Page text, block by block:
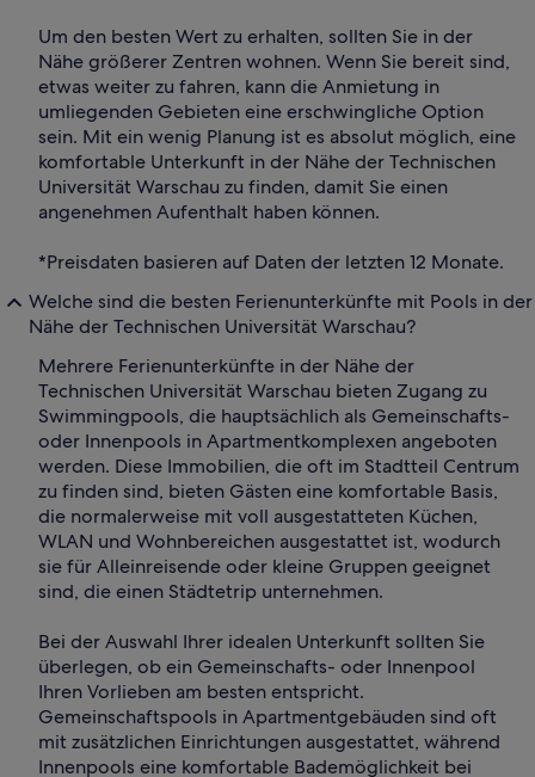
Um den besten Wert zu erhalten, sollten Sie in der
Nähe größerer Zentren wohnen. Wenn Sie bereit sind,
etwas weiter zu fahren, kann die Anmietung in
umliegenden Gebieten eine erschwingliche Option
sein. Mit ein wenig Planung ist es absolut möglich, eine
komfortable Unterkunft in der Nähe der Technischen
Universität Warschau zu finden, damit Sie einen
angenehmen Aufenthalt haben können.
*Preisdaten basieren auf Daten der letzten 12 Monate.
Welche sind die besten Ferienunterkünfte mit Pools in der
Nähe der Technischen Universität Warschau?
Mehrere Ferienunterkünfte in der Nähe der
Technischen Universität Warschau bieten Zugang zu
Swimmingpools, die hauptsächlich als Gemeinschafts-
oder Innenpools in Apartmentkomplexen angeboten
werden. Diese Immobilien, die oft im Stadtteil Centrum
zu finden sind, bieten Gästen eine komfortable Basis,
die normalerweise mit voll ausgestatteten Küchen,
WLAN und Wohnbereichen ausgestattet ist, wodurch
sie für Alleinreisende oder kleine Gruppen geeignet
sind, die einen Städtetrip unternehmen.
Bei der Auswahl Ihrer idealen Unterkunft sollten Sie
überlegen, ob ein Gemeinschafts- oder Innenpool
Ihren Vorlieben am besten entspricht.
Gemeinschaftspools in Apartmentgebäuden sind oft
mit zusätzlichen Einrichtungen ausgestattet, während
Innenpools eine komfortable Bademöglichkeit bei